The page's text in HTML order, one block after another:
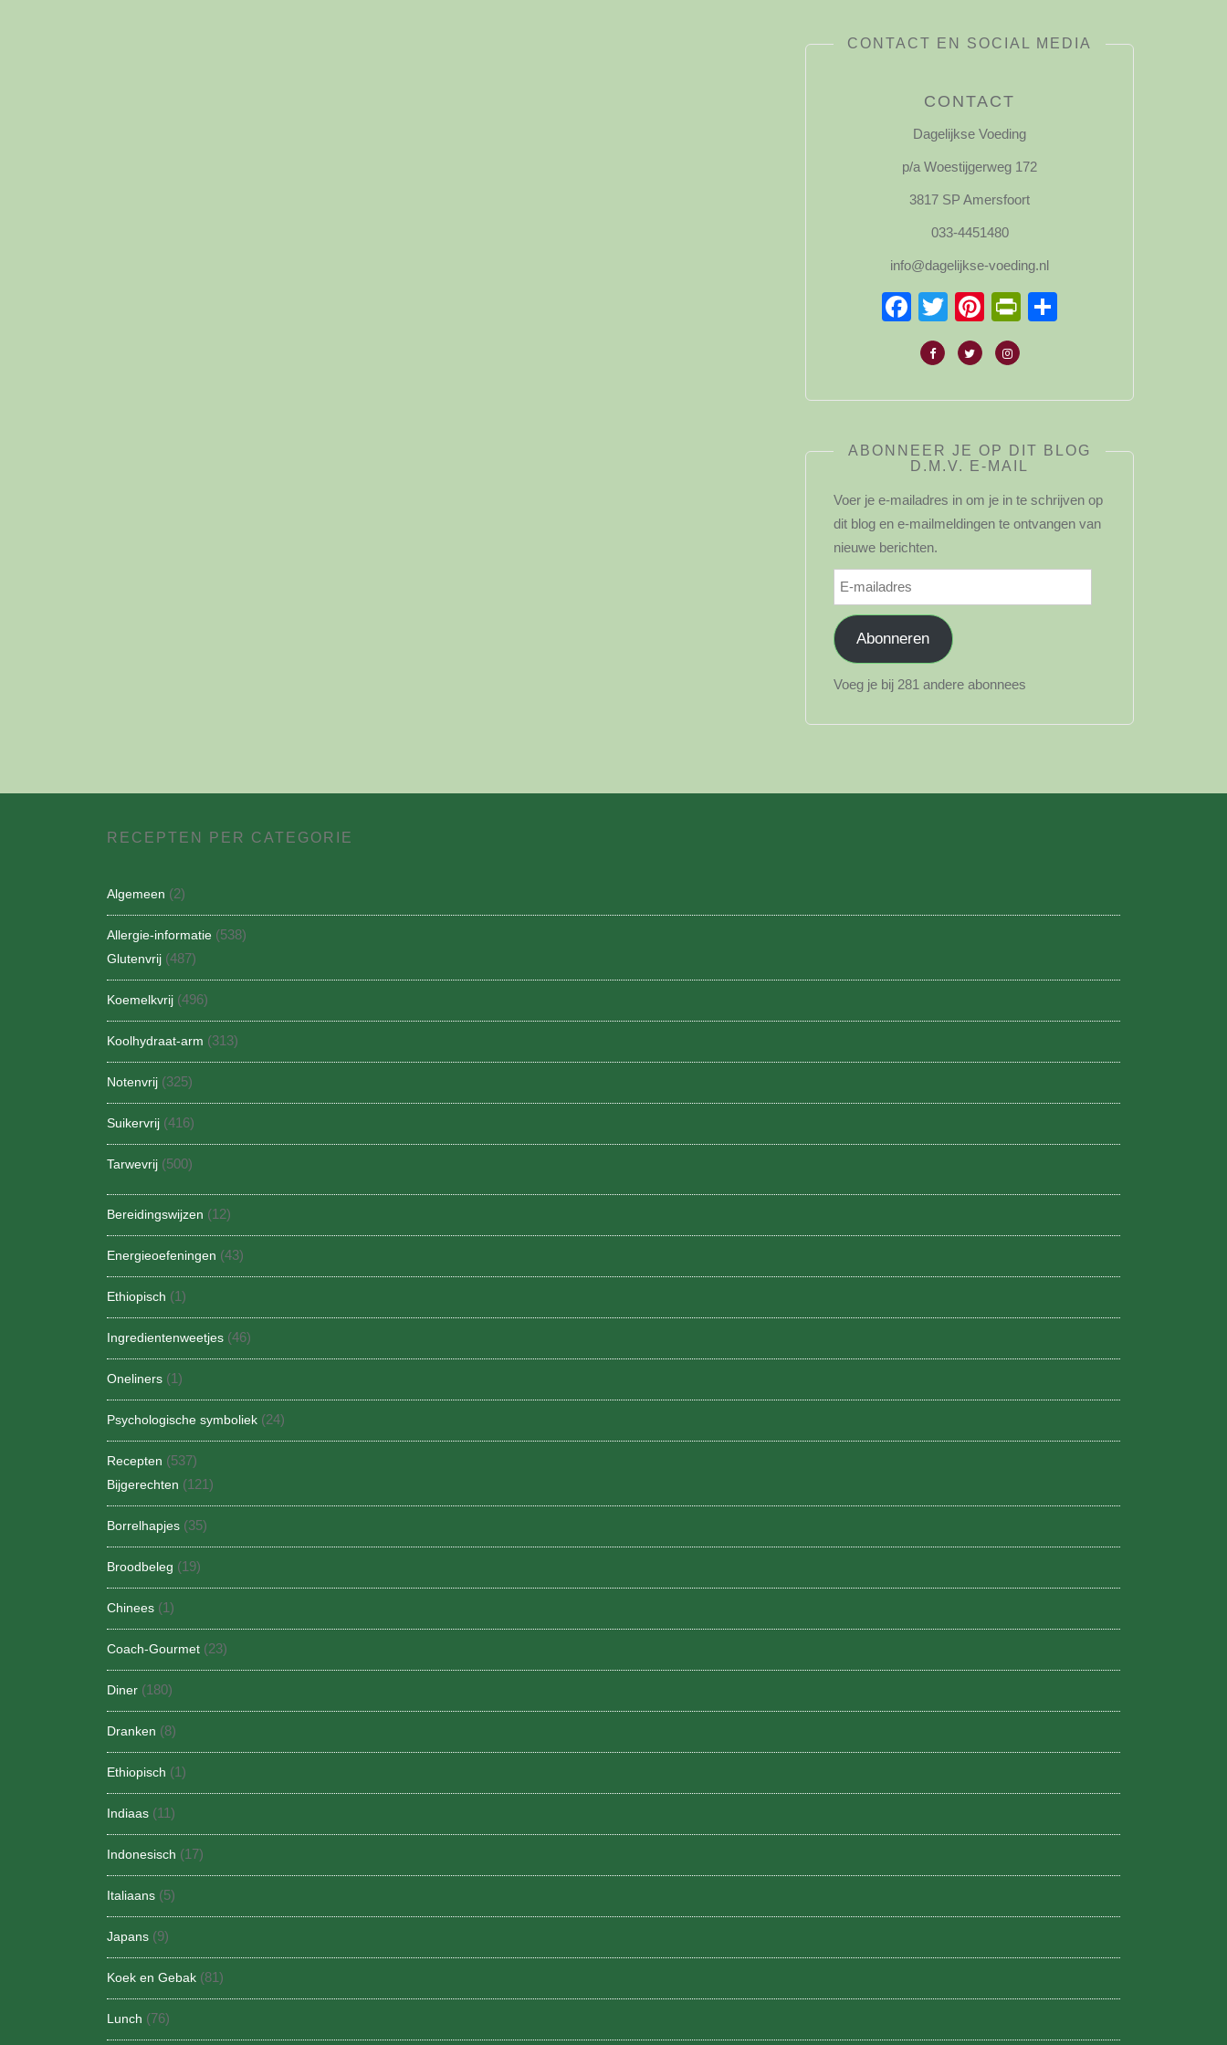
CONTACT EN SOCIAL MEDIA
CONTACT
Dagelijkse Voeding
p/a Woestijgerweg 172
3817 SP Amersfoort
033-4451480
info@dagelijkse-voeding.nl
Facebook
TwitterPinterest
PrintFriendly
ABONNEER JE OP DIT BLOG
D.M.V. E-MAIL
Voer je e-mailadres in om je in te schrijven op
dit blog en e-mailmeldingen te ontvangen van
nieuwe berichten.
E-
mailadres
Abonneren
Voeg je bij 281 andere abonnees
RECEPTEN PER CATEGORIE
Algemeen (2)
Allergie-informatie (538)
Glutenvrij (487)
Koemelkvrij (496)
Koolhydraat-arm (313)
Notenvrij (325)
Suikervrij (416)
Tarwevrij (500)
Bereidingswijzen (12)
Energieoefeningen (43)
Ethiopisch (1)
Ingredientenweetjes (46)
Oneliners (1)
Psychologische symboliek (24)
Recepten (537)
Bijgerechten (121)
Borrelhapjes (35)
Broodbeleg (19)
Chinees (1)
Coach-Gourmet (23)
Diner (180)
Dranken (8)
Ethiopisch (1)
Indiaas (11)
Indonesisch (17)
Italiaans (5)
Japans (9)
Koek en Gebak (81)
Lunch (76)